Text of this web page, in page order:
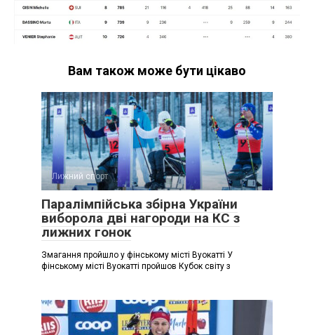
Вам також може бути цікаво
Лижний спорт
Паралімпійська збірна України
виборола дві нагороди на КС з
лижних гонок
Змагання пройшло у фінському місті Вуокатті У
фінському місті Вуокатті пройшов Кубок світу з